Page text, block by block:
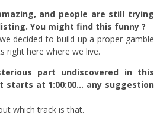
and people are still trying
You might find this funny ?
decided to build up a proper gamble
right here where we live.
part undiscovered in this
starts at 1:00:00… any suggestion
which track is that.